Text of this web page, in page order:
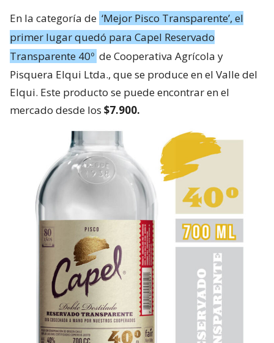
En la categoría de ‘Mejor Pisco Transparente’, el
primer lugar quedó para Capel Reservado
Transparente 40º de Cooperativa Agrícola y
Pisquera Elqui Ltda., que se produce en el Valle del
Elqui. Este producto se puede encontrar en el
mercado desde los $7.900.